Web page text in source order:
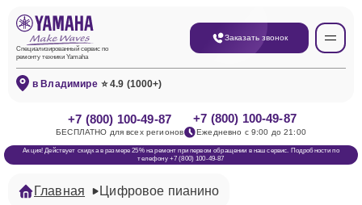
Специализированный сервис по
ремонту техники Yamaha
Заказать звонок
в Владимире ⭐ 4.9 (1000+)
+7 (800) 100-49-87
БЕСПЛАТНО для всех регионов
+7 (800) 100-49-87
Ежедневно с 9:00 до 21:00
Акция! Действует скидка в размере 25% на ремонт при первом обращении в наш сервис. Подробности по
телефону +7 (800) 100-49-87
Главная Цифровое пианино